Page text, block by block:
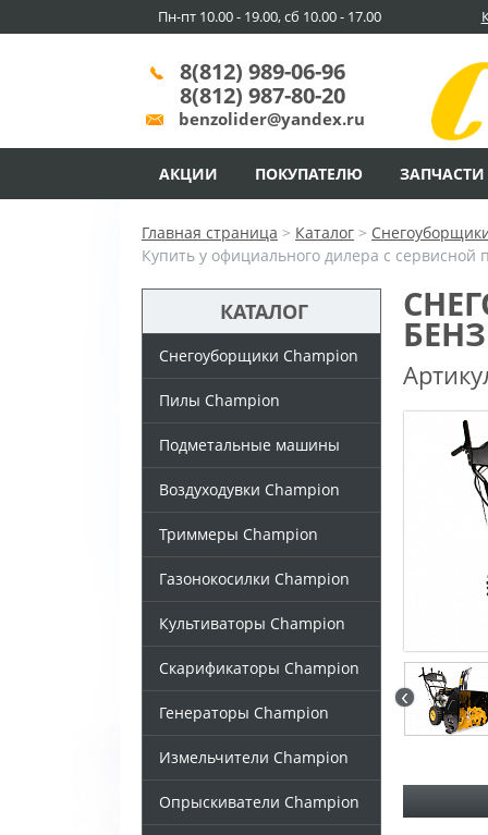
Пн-пт 10.00 - 19.00, сб 10.00 - 17.00
8(812) 989-06-96
8(812) 987-80-20
benzolider@yandex.ru
АКЦИИ ПОКУПАТЕЛЮ ЗАПЧАСТИ
Главная страница > Каталог >
Купить у официального дилера с
КАТАЛОГ
Снегоуборщики Champion
Пилы Champion
Подметальные машины
Воздуходувки Champion
Триммеры Champion
Газонокосилки Champion
Культиваторы Champion
Скарификаторы Champion
Генераторы Champion
Измельчители Champion
Опрыскиватели Champion
‹